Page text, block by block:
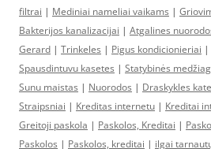
filtrai | Mediniai nameliai vaikams |
Bakterijos kanalizacijai | Atgalines
Gerard | Trinkeles | Pigus kondicionieriai |
Spausdintuvu kasetes | Statybinės
Sunu maistas | Nuorodos | Draskykles
Straipsniai | Kreditas internetu | Kreditai
Greitoji paskola | Paskolos, Kreditai |
Paskolos | Paskolos, kreditai | ilgai